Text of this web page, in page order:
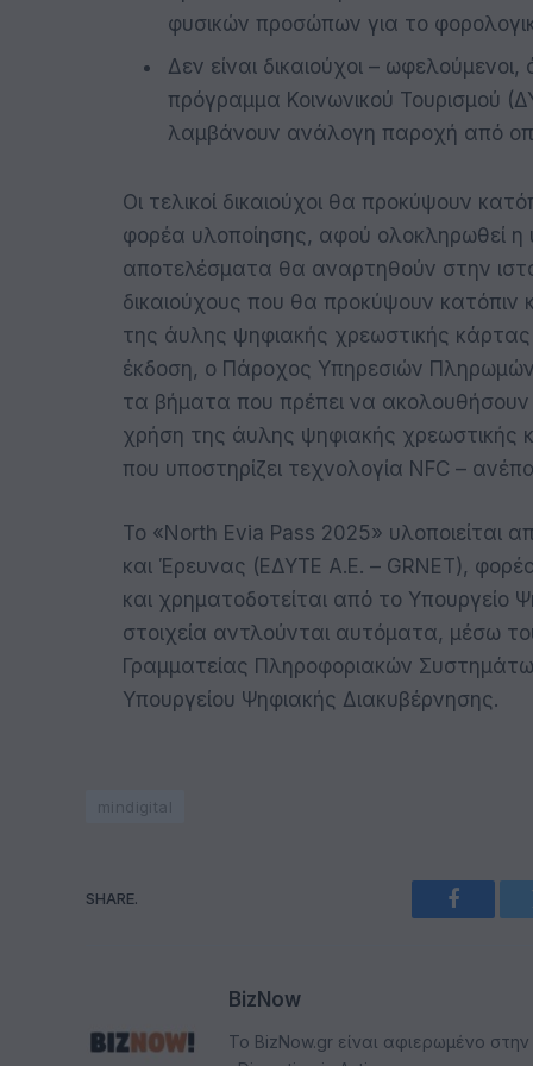
φυσικών προσώπων για το
Δεν είναι δικαιούχοι –
πρόγραμμα Κοινωνικού Τουρισμού
λαμβάνουν ανάλογη παροχή από
Οι τελικοί δικαιούχοι θα προκύψουν
φορέα υλοποίησης, αφού ολοκληρωθεί
αποτελέσματα θα αναρτηθούν στην
δικαιούχους που θα προκύψουν κατόπιν
της άυλης ψηφιακής χρεωστικής
έκδοση, ο Πάροχος Υπηρεσιών Πληρωμών
τα βήματα που πρέπει να ακολουθήσουν
χρήση της άυλης ψηφιακής χρεωστικής
που υποστηρίζει τεχνολογία NFC –
Το «North Evia Pass 2025» υλοποιείται
και Έρευνας (ΕΔΥΤΕ Α.Ε. – GRNET),
και χρηματοδοτείται από το Υπουργείο
στοιχεία αντλούνται αυτόματα, μέσω
Γραμματείας Πληροφοριακών
Υπουργείου Ψηφιακής Διακυβέρνησης.
mindigital
SHARE.
BizNow
Το BizNow.gr είναι αφιερωμένο